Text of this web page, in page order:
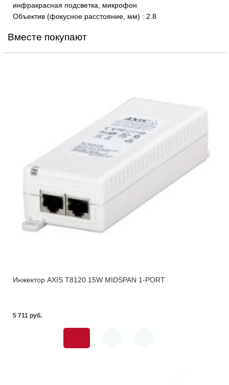
инфракрасная подсветка, микрофон
Объектив (фокусное расстояние, мм) : 2.8
Вместе покупают
Инжектор AXIS T8120 15W MIDSPAN 1-PORT
5 711 pуб.